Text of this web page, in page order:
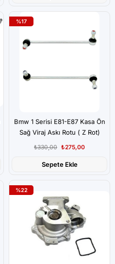
Bmw 1 Serisi E81-E87 Kasa Ön
Sağ Viraj Askı Rotu ( Z Rot)
₺275,00
₺330,00
Sepete Ekle
%17
%22